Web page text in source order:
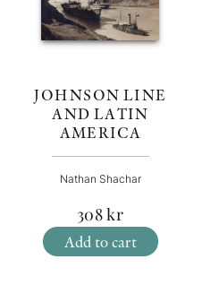
JOHNSON LINE
AND LATIN
AMERICA
Nathan Shachar
308kr
Add to cart